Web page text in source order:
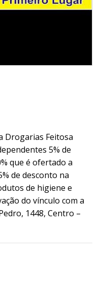
Drogarias Feitosa
5% de
que é ofertado a
de desconto na
de higiene e
do vínculo com a
1448, Centro –